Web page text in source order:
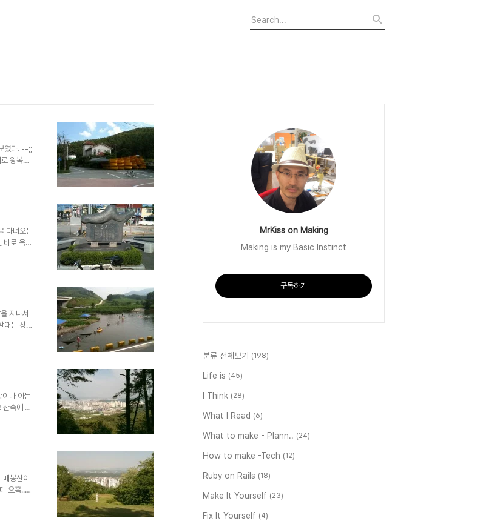
였다. --;;
왕복하
는 코스
안되지
도..
다녀오는
로 옥천
는 코스
고 올라
다. 그러
지나서
때는 장태
민하면서
로 아래
다 목이
이나 아는
산속에 들
자시고
위장을
자연스럽
봉산이
으흠..하
일 생기
MrKiss on Making
Making is my Basic Instinct
구독하기
분류 전체보기 (198)
Life is (45)
I Think (28)
What I Read (6)
What to make - Plann.. (24)
How to make -Tech (12)
Ruby on Rails (18)
Make It Yourself (23)
Fix It Yourself (4)